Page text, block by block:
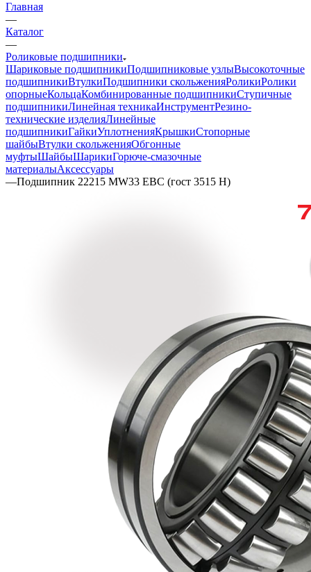
Главная
—
Каталог
—
Роликовые подшипники
Шариковые подшипникиПодшипниковые узлыВысокоточные
подшипникиВтулкиПодшипники скольженияРоликиРолики
опорныеКольцаКомбинированные подшипникиСтупичные
подшипникиЛинейная техникаИнструментРезино-
технические изделияЛинейные
подшипникиГайкиУплотненияКрышкиСтопорные
шайбыВтулки скольженияОбгонные
муфтыШайбыШарикиГорюче-смазочные
материалыАксессуары
—Подшипник 22215 MW33 EBC (гост 3515 Н)